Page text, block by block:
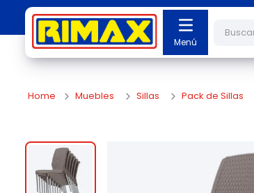
Muebles Sillas Pack de Sillas